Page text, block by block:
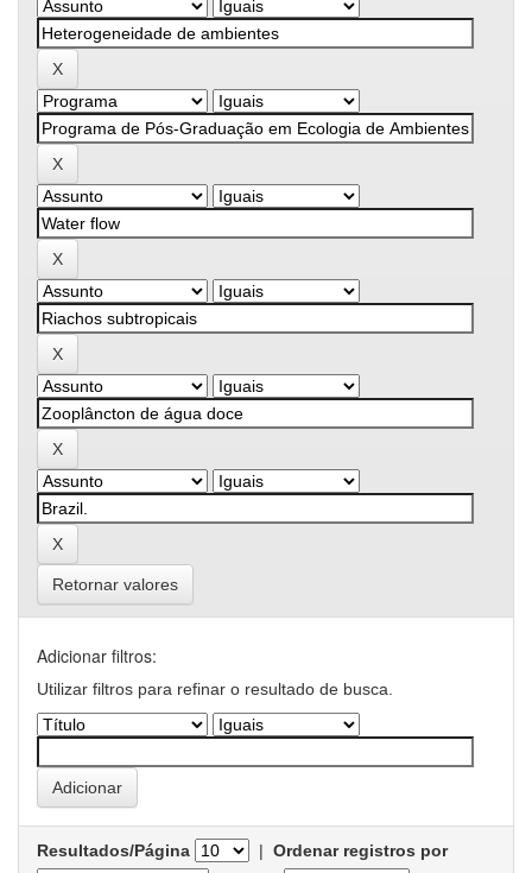
Retornar valores
Adicionar filtros:
Utilizar filtros para refinar o resultado de busca.
Resultados/Página | Ordenar registros por